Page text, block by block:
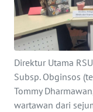
Direktur Utama
Subsp. Obginsos
Tommy
wartawan dari
INTERNASIONAL
SERBA-SERBI
PENDIDIKAN
OLAHRAGA